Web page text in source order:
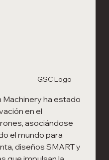
GSC Logo
Machinery ha estado
en el
asociándose
el mundo para
diseños SMART y